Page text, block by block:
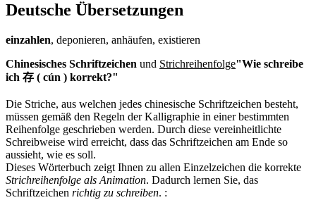
Deutsche Übersetzungen
einzahlen, deponieren, anhäufen, existieren
Chinesisches Schriftzeichen und Strichreihenfolge"Wie schreibe
ich 存 ( cún ) korrekt?"
Die Striche, aus welchen jedes chinesische Schriftzeichen besteht,
müssen gemäß den Regeln der Kalligraphie in einer bestimmten
Reihenfolge geschrieben werden. Durch diese vereinheitlichte
Schreibweise wird erreicht, dass das Schriftzeichen am Ende so
aussieht, wie es soll.
Dieses Wörterbuch zeigt Ihnen zu allen Einzelzeichen die korrekte
Strichreihenfolge als Animation. Dadurch lernen Sie, das
Schriftzeichen richtig zu schreiben. :